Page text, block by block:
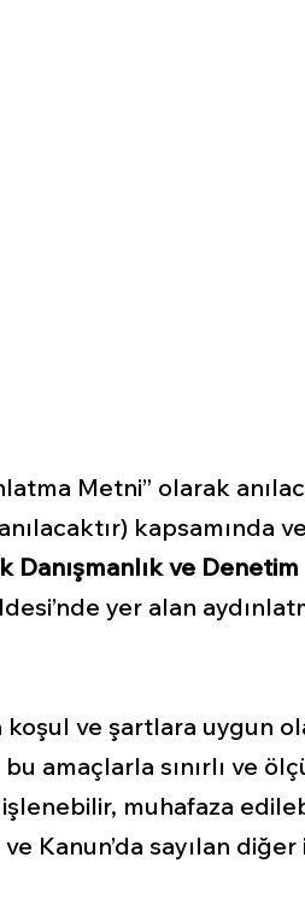
Metni” olarak
kapsamında
ve
yer alan
koşul ve şartlara uygun
amaçlarla sınırlı ve
muhafaza
Kanun’da sayılan